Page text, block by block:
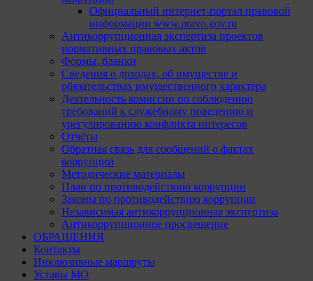
Официальный интернет-портал правовой
информации www.pravo.gov.ru
Антикоррупционная экспертиза проектов
нормативных правовых актов
Формы, бланки
Сведения о доходах, об имуществе и
обязательствах имущественного характера
Деятельность комиссии по соблюдению
требований к служебному поведению и
урегулированию конфликта интересов
Отчёты
Обратная связь для сообщений о фактах
коррупции
Методические материалы
План по противодействию коррупции
Законы по противодействию коррупции
Независимая антикоррупционная экспертиза
Антикоррупционное просвещение
ОБРАЩЕНИЯ
Контакты
Инклюзивные маршруты
Уставы МО